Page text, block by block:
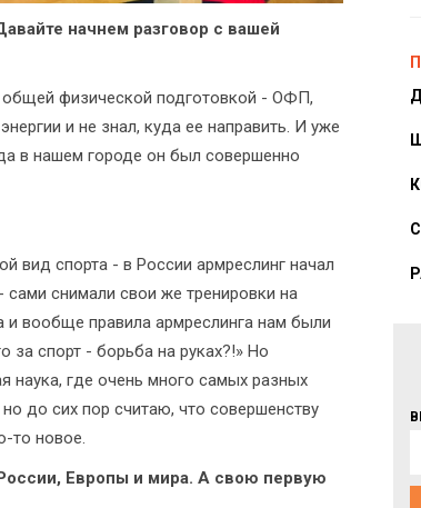
начнем разговор с вашей
общей физической подготовкой - ОФП,
и не знал, куда ее направить. И уже
в нашем городе он был совершенно
вид спорта - в России армреслинг начал
снимали свои же тренировки на
и вообще правила армреслинга нам были
за спорт - борьба на руках?!» Но
наука, где очень много самых разных
до сих пор считаю, что совершенству
то новое.
Европы и мира. А свою первую